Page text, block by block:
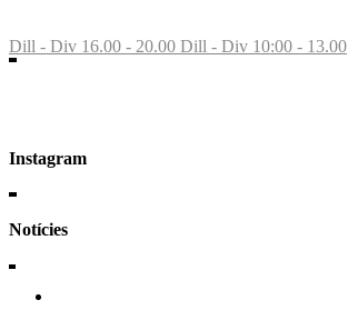
Dill - Div 16.00 - 20.00 Dill - Div 10:00 - 13.00
Instagram
Notícies